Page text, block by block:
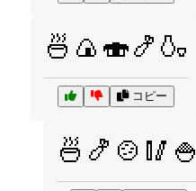
🍜🍙🍣🍤🍶
コピー
🍜🍤🍲🥢🍚